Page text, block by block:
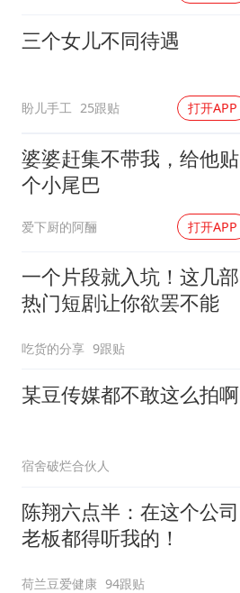
三个女儿不同待遇
盼儿手工 25跟贴 打开APP
婆婆赶集不带我，给他贴
个小尾巴
爱下厨的阿酾 打开APP
一个片段就入坑！这几部
热门短剧让你欲罢不能
吃货的分享 9跟贴
某豆传媒都不敢这么拍啊
宿舍破烂合伙人
陈翔六点半：在这个公司
老板都得听我的！
荷兰豆爱健康 94跟贴